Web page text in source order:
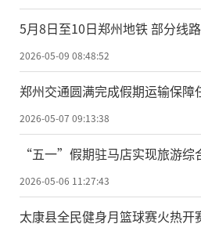
5月8日至10日郑州地铁 部分线
2026-05-09 08:48:52
郑州交通圆满完成假期运输保障
2026-05-07 09:13:38
“五一”假期驻马店实现旅游综
2026-05-06 11:27:43
太康县全民健身月篮球赛火热开